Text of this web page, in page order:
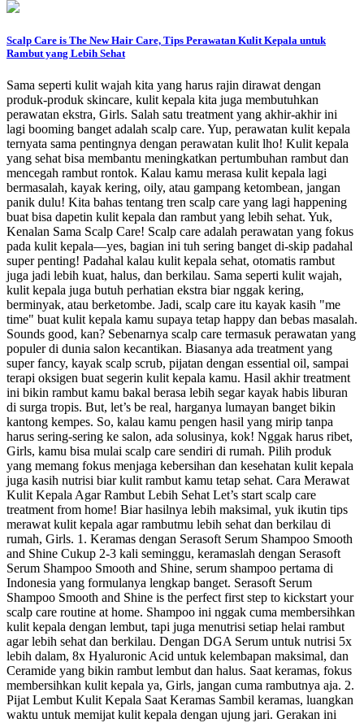
Scalp Care is The New Hair Care, Tips Perawatan Kulit Kepala untuk
Rambut yang Lebih Sehat
Sama seperti kulit wajah kita yang harus rajin dirawat dengan
produk-produk skincare, kulit kepala kita juga membutuhkan
perawatan ekstra, Girls. Salah satu treatment yang akhir-akhir ini
lagi booming banget adalah scalp care. Yup, perawatan kulit kepala
ternyata sama pentingnya dengan perawatan kulit lho! Kulit kepala
yang sehat bisa membantu meningkatkan pertumbuhan rambut dan
mencegah rambut rontok. Kalau kamu merasa kulit kepala lagi
bermasalah, kayak kering, oily, atau gampang ketombean, jangan
panik dulu! Kita bahas tentang tren scalp care yang lagi happening
buat bisa dapetin kulit kepala dan rambut yang lebih sehat. Yuk,
Kenalan Sama Scalp Care! Scalp care adalah perawatan yang fokus
pada kulit kepala—yes, bagian ini tuh sering banget di-skip padahal
super penting! Padahal kalau kulit kepala sehat, otomatis rambut
juga jadi lebih kuat, halus, dan berkilau. Sama seperti kulit wajah,
kulit kepala juga butuh perhatian ekstra biar nggak kering,
berminyak, atau berketombe. Jadi, scalp care itu kayak kasih "me
time" buat kulit kepala kamu supaya tetap happy dan bebas masalah.
Sounds good, kan? Sebenarnya scalp care termasuk perawatan yang
populer di dunia salon kecantikan. Biasanya ada treatment yang
super fancy, kayak scalp scrub, pijatan dengan essential oil, sampai
terapi oksigen buat segerin kulit kepala kamu. Hasil akhir treatment
ini bikin rambut kamu bakal berasa lebih segar kayak habis liburan
di surga tropis. But, let’s be real, harganya lumayan banget bikin
kantong kempes. So, kalau kamu pengen hasil yang mirip tanpa
harus sering-sering ke salon, ada solusinya, kok! Nggak harus ribet,
Girls, kamu bisa mulai scalp care sendiri di rumah. Pilih produk
yang memang fokus menjaga kebersihan dan kesehatan kulit kepala
juga kasih nutrisi biar kulit rambut kamu tetap sehat. Cara Merawat
Kulit Kepala Agar Rambut Lebih Sehat Let’s start scalp care
treatment from home! Biar hasilnya lebih maksimal, yuk ikutin tips
merawat kulit kepala agar rambutmu lebih sehat dan berkilau di
rumah, Girls. 1. Keramas dengan Serasoft Serum Shampoo Smooth
and Shine Cukup 2-3 kali seminggu, keramaslah dengan Serasoft
Serum Shampoo Smooth and Shine, serum shampoo pertama di
Indonesia yang formulanya lengkap banget. Serasoft Serum
Shampoo Smooth and Shine is the perfect first step to kickstart your
scalp care routine at home. Shampoo ini nggak cuma membersihkan
kulit kepala dengan lembut, tapi juga menutrisi setiap helai rambut
agar lebih sehat dan berkilau. Dengan DGA Serum untuk nutrisi 5x
lebih dalam, 8x Hyaluronic Acid untuk kelembapan maksimal, dan
Ceramide yang bikin rambut lembut dan halus. Saat keramas, fokus
membersihkan kulit kepala ya, Girls, jangan cuma rambutnya aja. 2.
Pijat Lembut Kulit Kepala Saat Keramas Sambil keramas, luangkan
waktu untuk memijat kulit kepala dengan ujung jari. Gerakan ini